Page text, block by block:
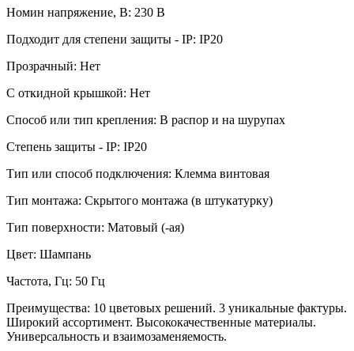
Номин напряжение, В: 230 В
Подходит для степени защиты - IP: IP20
Прозрачный: Нет
С откидной крышкой: Нет
Способ или тип крепления: В распор и на шурупах
Степень защиты - IP: IP20
Тип или способ подключения: Клемма винтовая
Тип монтажа: Скрытого монтажа (в штукатурку)
Тип поверхности: Матовый (-ая)
Цвет: Шампань
Частота, Гц: 50 Гц
Преимущества: 10 цветовых решений. 3 уникальные фактуры.
Широкий ассортимент. Высококачественные материалы.
Универсальность и взаимозаменяемость.